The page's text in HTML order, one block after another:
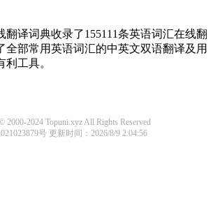
翻译词典收录了155111条英语词汇在线翻
全部常用英语词汇的中英文双语翻译及用
工具。
2000-2024 Topuni.xyz All Rights Reserved
号更新时间：2026/8/9 2:04:56